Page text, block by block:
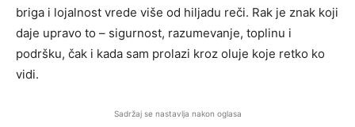
briga i lojalnost vrede više od hiljadu reči. Rak je znak koji
daje upravo to – sigurnost, razumevanje, toplinu i
podršku, čak i kada sam prolazi kroz oluje koje retko ko
vidi.
Sadržaj se nastavlja nakon oglasa